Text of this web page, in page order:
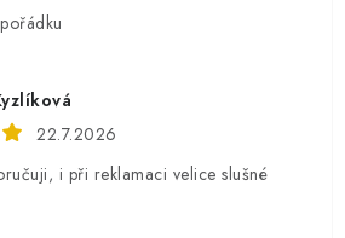
22.7.2026
i při reklamaci velice slušné